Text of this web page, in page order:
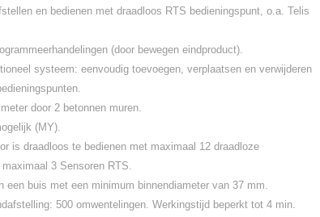
en bedienen met draadloos RTS bedieningspunt, o.a. Telis
(door bewegen eindproduct).
systeem: eenvoudig toevoegen, verplaatsen en verwijderen
door 2 betonnen muren.
(MY).
is draadloos te bedienen met maximaal 12 draadloze
3 Sensoren RTS.
een buis met een minimum binnendiameter van 37 mm.
500 omwentelingen. Werkingstijd beperkt tot 4 min.